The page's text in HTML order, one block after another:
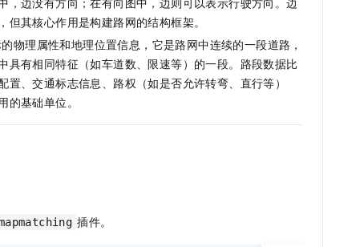
其核心作用是构建路网的结构框架。
物理属性和地理位置信息，它是路网中连续的一段道路，
有相同特征（如车道数、限速等）的一段。路段数据比
、交通标志信息、路权（如是否允许转弯、直行等）
基础单位。
插件。
用模版
解决方案
能体
Agent
Qoder HOT
面向真实软件的智能体编程平台
万有无界
自动承接线索、识别商机，让客服更高效、服务更出色。
建站小程序
模板建站
定制建站